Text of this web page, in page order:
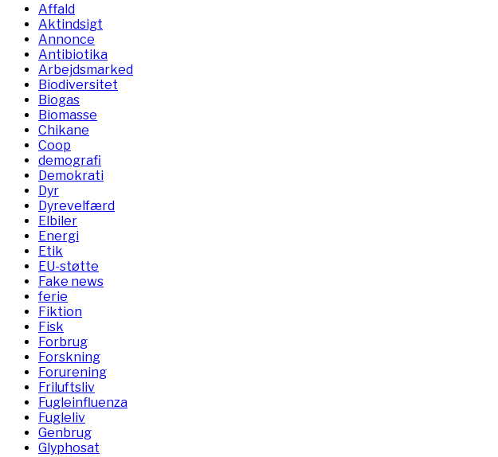
Affald
Aktindsigt
Annonce
Antibiotika
Arbejdsmarked
Biodiversitet
Biogas
Biomasse
Chikane
Coop
demografi
Demokrati
Dyr
Dyrevelfærd
Elbiler
Energi
Etik
EU-støtte
Fake news
ferie
Fiktion
Fisk
Forbrug
Forskning
Forurening
Friluftsliv
Fugleinfluenza
Fugleliv
Genbrug
Glyphosat